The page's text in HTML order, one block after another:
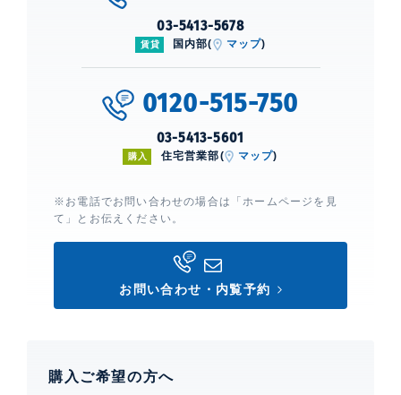
03-5413-5678
賃貸 国内部( マップ)
0120-515-750
03-5413-5601
購入 住宅営業部( マップ)
※お電話でお問い合わせの場合は「ホームページを見
て」とお伝えください。
お問い合わせ・内覧予約
購入ご希望の方へ